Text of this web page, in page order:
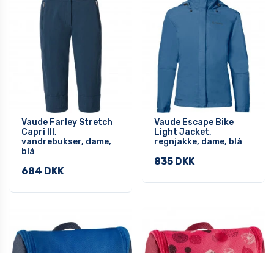
Vaude Farley Stretch
Capri III,
vandrebukser, dame,
blå
684 DKK
Vaude Escape Bike
Light Jacket,
regnjakke, dame, blå
835 DKK